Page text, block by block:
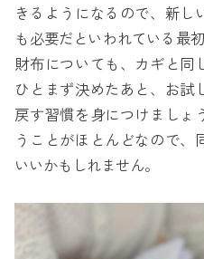
きるようになるので、新し
も必要だといわれている最
財布についても、カギと同
ひとまず決めたあと、お試
戻す習慣を身につけましょ
うことがほとんどなので、
いいかもしれません。